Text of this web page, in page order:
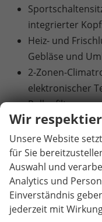
integrierter
Heiz- und
Gebläse und
2-Zonen-
elektronischer
Pollenfilter
6 Lautsprecher
Schnittstelle /
integrierter
Streaming /
SEAT
von 10 Jahren]
Wir
Unsere Website
für Sie
Auswahl und
Analytics und
Einverständnis
jederzeit mit